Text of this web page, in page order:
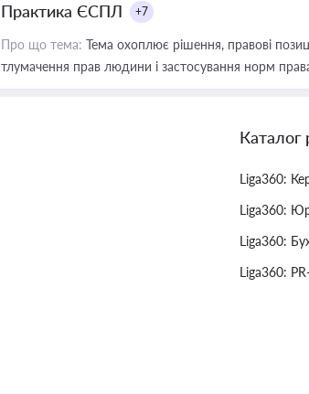
Практика ЄСПЛ +7
Про що тема: Тема охоплює рішення, правові
тлумачення прав людини і застосування норм
Каталог
Liga360:
Liga360:
Liga360:
Liga360: